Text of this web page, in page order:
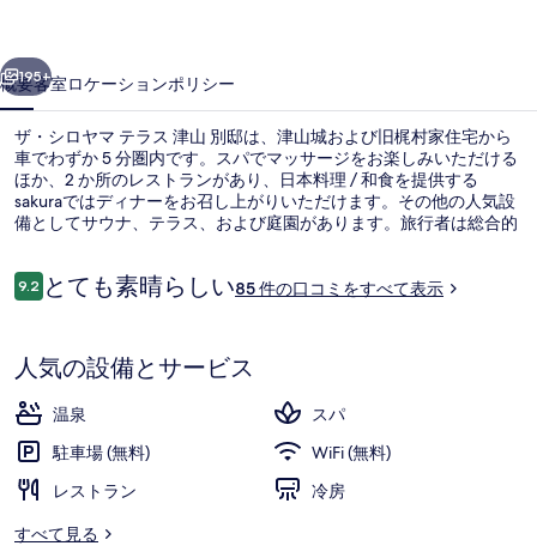
ス
津
山
別
邸
の
写
ギ
ャ
ラ
リ
ー
次へ
195+
概要客室ロケーションポリシー
ザ・シロヤマ テラス 津山 別邸は、津山城および旧梶村家住宅から
車でわずか 5 分圏内です。スパでマッサージをお楽しみいただける
ほか、2 か所のレストランがあり、日本料理 / 和食を提供する
sakuraではディナーをお召し上がりいただけます。その他の人気設
備としてサウナ、テラス、および庭園があります。旅行者は総合的
口
コ
9.210段階中9.2
とても素晴らしい85 件の口コミをすべて表示
人気の設備とサービス
温泉
スパ
駐車場 (無料)
WiFi (無料)
レストラン
冷房
すべて見る